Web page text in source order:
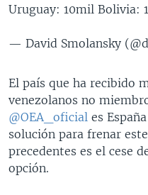
Uruguay: 10mil Bolivia:
— David Smolansky
El país que ha recibido
venezolanos no
@OEA_oficial es
solución para frenar
precedentes es el cese
opción.